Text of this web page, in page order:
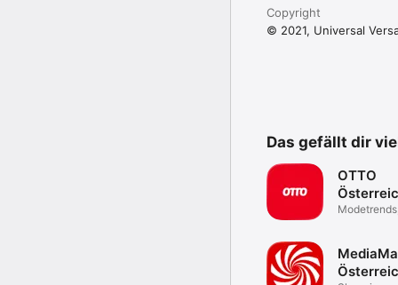
Copyright
© 2021, Universal
Das gefällt dir
OTTO